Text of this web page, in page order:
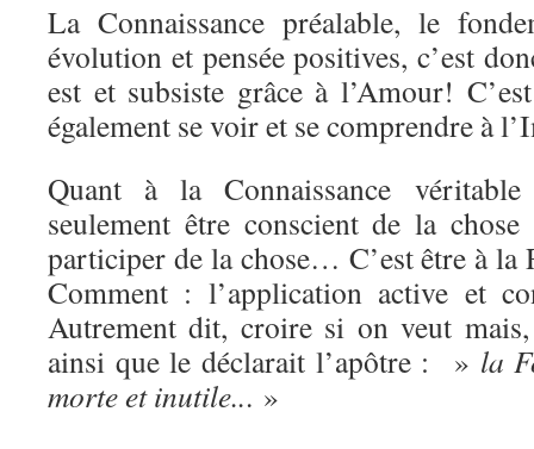
La Connaissance préalable, le
évolution et pensée positives, c’est
est et subsiste grâce à l’Amour!
également se voir et se comprendre à
Quant à la Connaissance
seulement être conscient de la
participer de la chose… C’est être à la
Comment : l’application active et
Autrement dit, croire si on veut
ainsi que le déclarait l’apôtre : » la
morte et inutile... »